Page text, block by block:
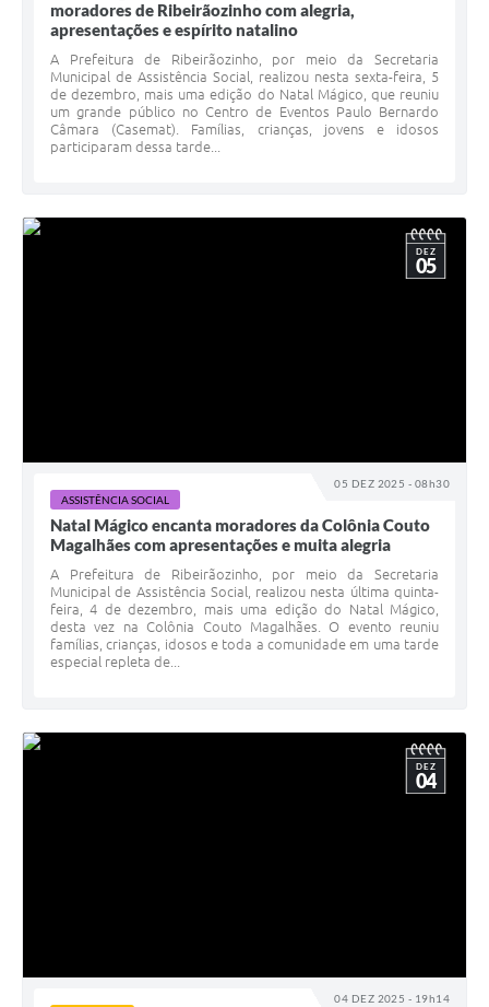
moradores de Ribeirãozinho com alegria,
apresentações e espírito natalino
A Prefeitura de Ribeirãozinho, por meio da Secretaria
Municipal de Assistência Social, realizou nesta sexta-feira, 5
de dezembro, mais uma edição do Natal Mágico, que reuniu
um grande público no Centro de Eventos Paulo Bernardo
Câmara (Casemat). Famílias, crianças, jovens e idosos
participaram dessa tarde...
05 DEZ 2025 - 08h30
DEZ
05
ASSISTÊNCIA SOCIAL
Natal Mágico encanta moradores da Colônia Couto
Magalhães com apresentações e muita alegria
A Prefeitura de Ribeirãozinho, por meio da Secretaria
Municipal de Assistência Social, realizou nesta última quinta-
feira, 4 de dezembro, mais uma edição do Natal Mágico,
desta vez na Colônia Couto Magalhães. O evento reuniu
famílias, crianças, idosos e toda a comunidade em uma tarde
especial repleta de...
04 DEZ 2025 - 19h14
DEZ
04